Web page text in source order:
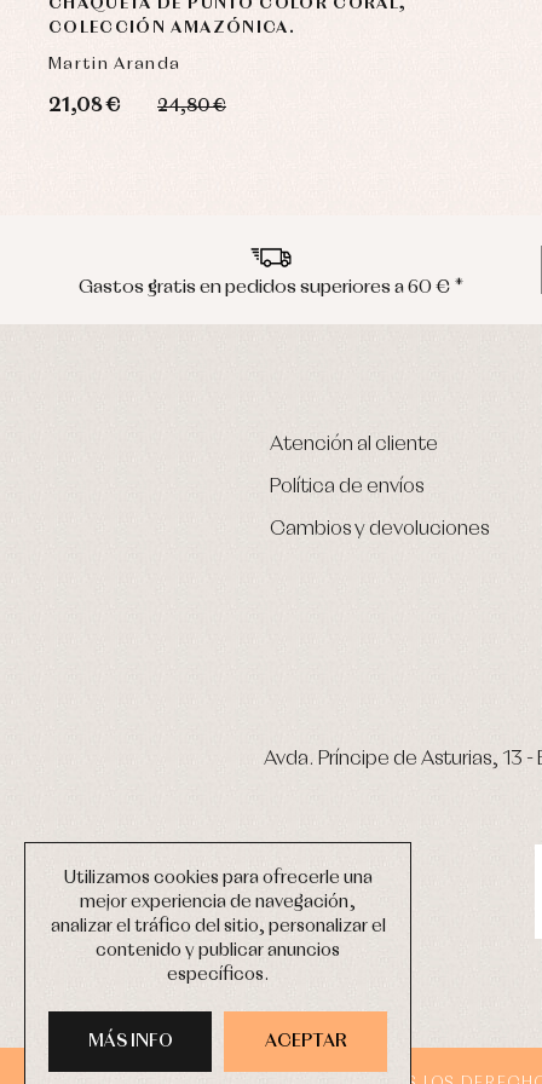
Utilizamos cookies para ofrecerle una
mejor experiencia de navegación,
analizar el tráfico del sitio, personalizar el
contenido y publicar anuncios
específicos.
ACEPTAR
MÁS INFO
CHAQUETA DE PUNTO COLOR CORAL,
COLECCIÓN AMAZÓNICA.
Martin Aranda
21,08 € 24,80 €
Gastos gratis en pedidos superiores a 60 € *
Atención al cliente
Política de envíos
Cambios y devoluciones
Avda. Príncipe de Asturias, 13 -